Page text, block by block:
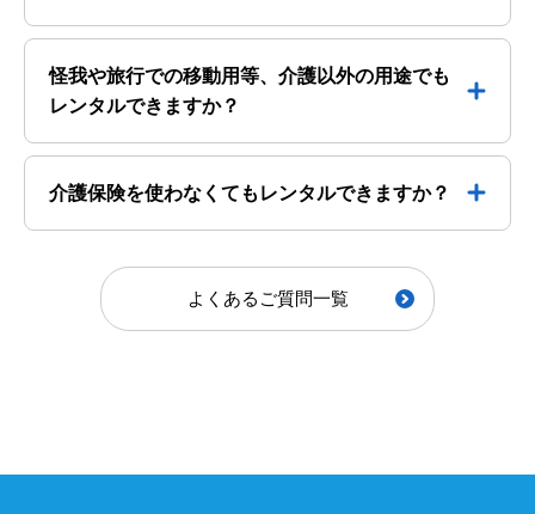
怪我や旅行での移動用等、介護以外の用途でも
レンタルできますか？
介護保険を使わなくてもレンタルできますか？
よくあるご質問一覧